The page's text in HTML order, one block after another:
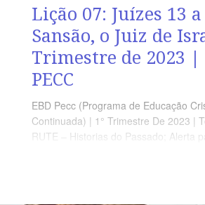
Lição 07: Juízes 13
Sansão, o Juiz de
Trimestre de 2023 |
PECC
EBD Pecc (Programa de Educação
Continuada) | 1° Trimestre De 2023 |
RUTE – Historias do Passado; Alerta